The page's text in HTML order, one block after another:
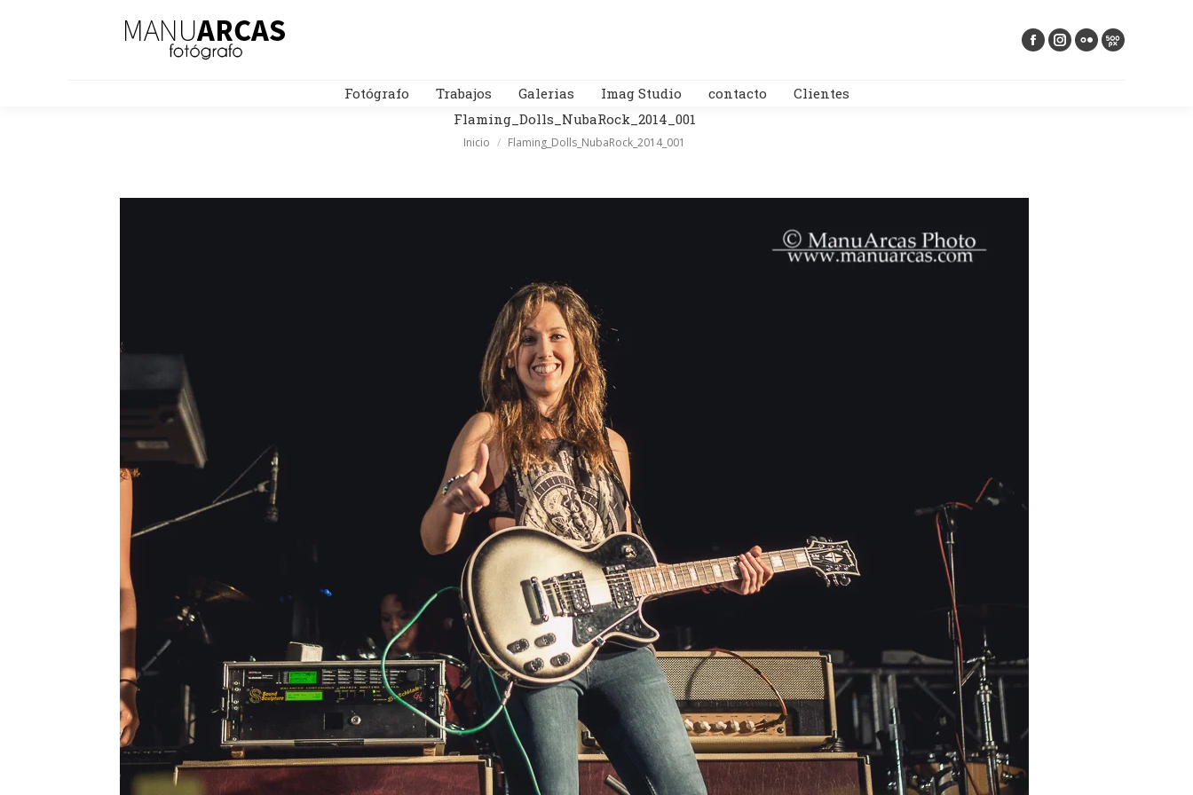
Fotógrafo Trabajos Galerias Imag Studio contacto
Clientes
Flaming_Dolls_NubaRock_2014_001
Estás aquí:
Inicio Flaming_Dolls_NubaRock_2014_001